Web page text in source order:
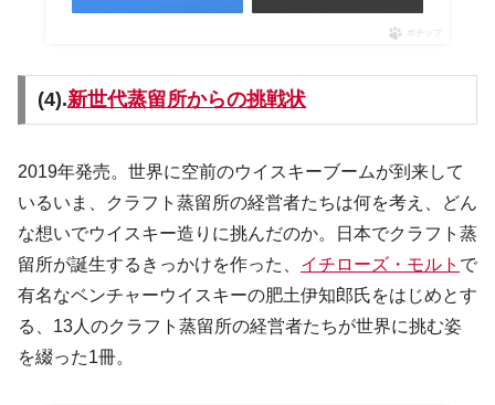
ポチップ
(4).新世代蒸留所からの挑戦状
2019年発売。世界に空前のウイスキーブームが到来して
いるいま、クラフト蒸留所の経営者たちは何を考え、どん
な想いでウイスキー造りに挑んだのか。日本でクラフト蒸
留所が誕生するきっかけを作った、 イチローズ・モルト で
有名なベンチャーウイスキーの肥土伊知郎氏をはじめとす
る、13人のクラフト蒸留所の経営者たちが世界に挑む姿
を綴った1冊。